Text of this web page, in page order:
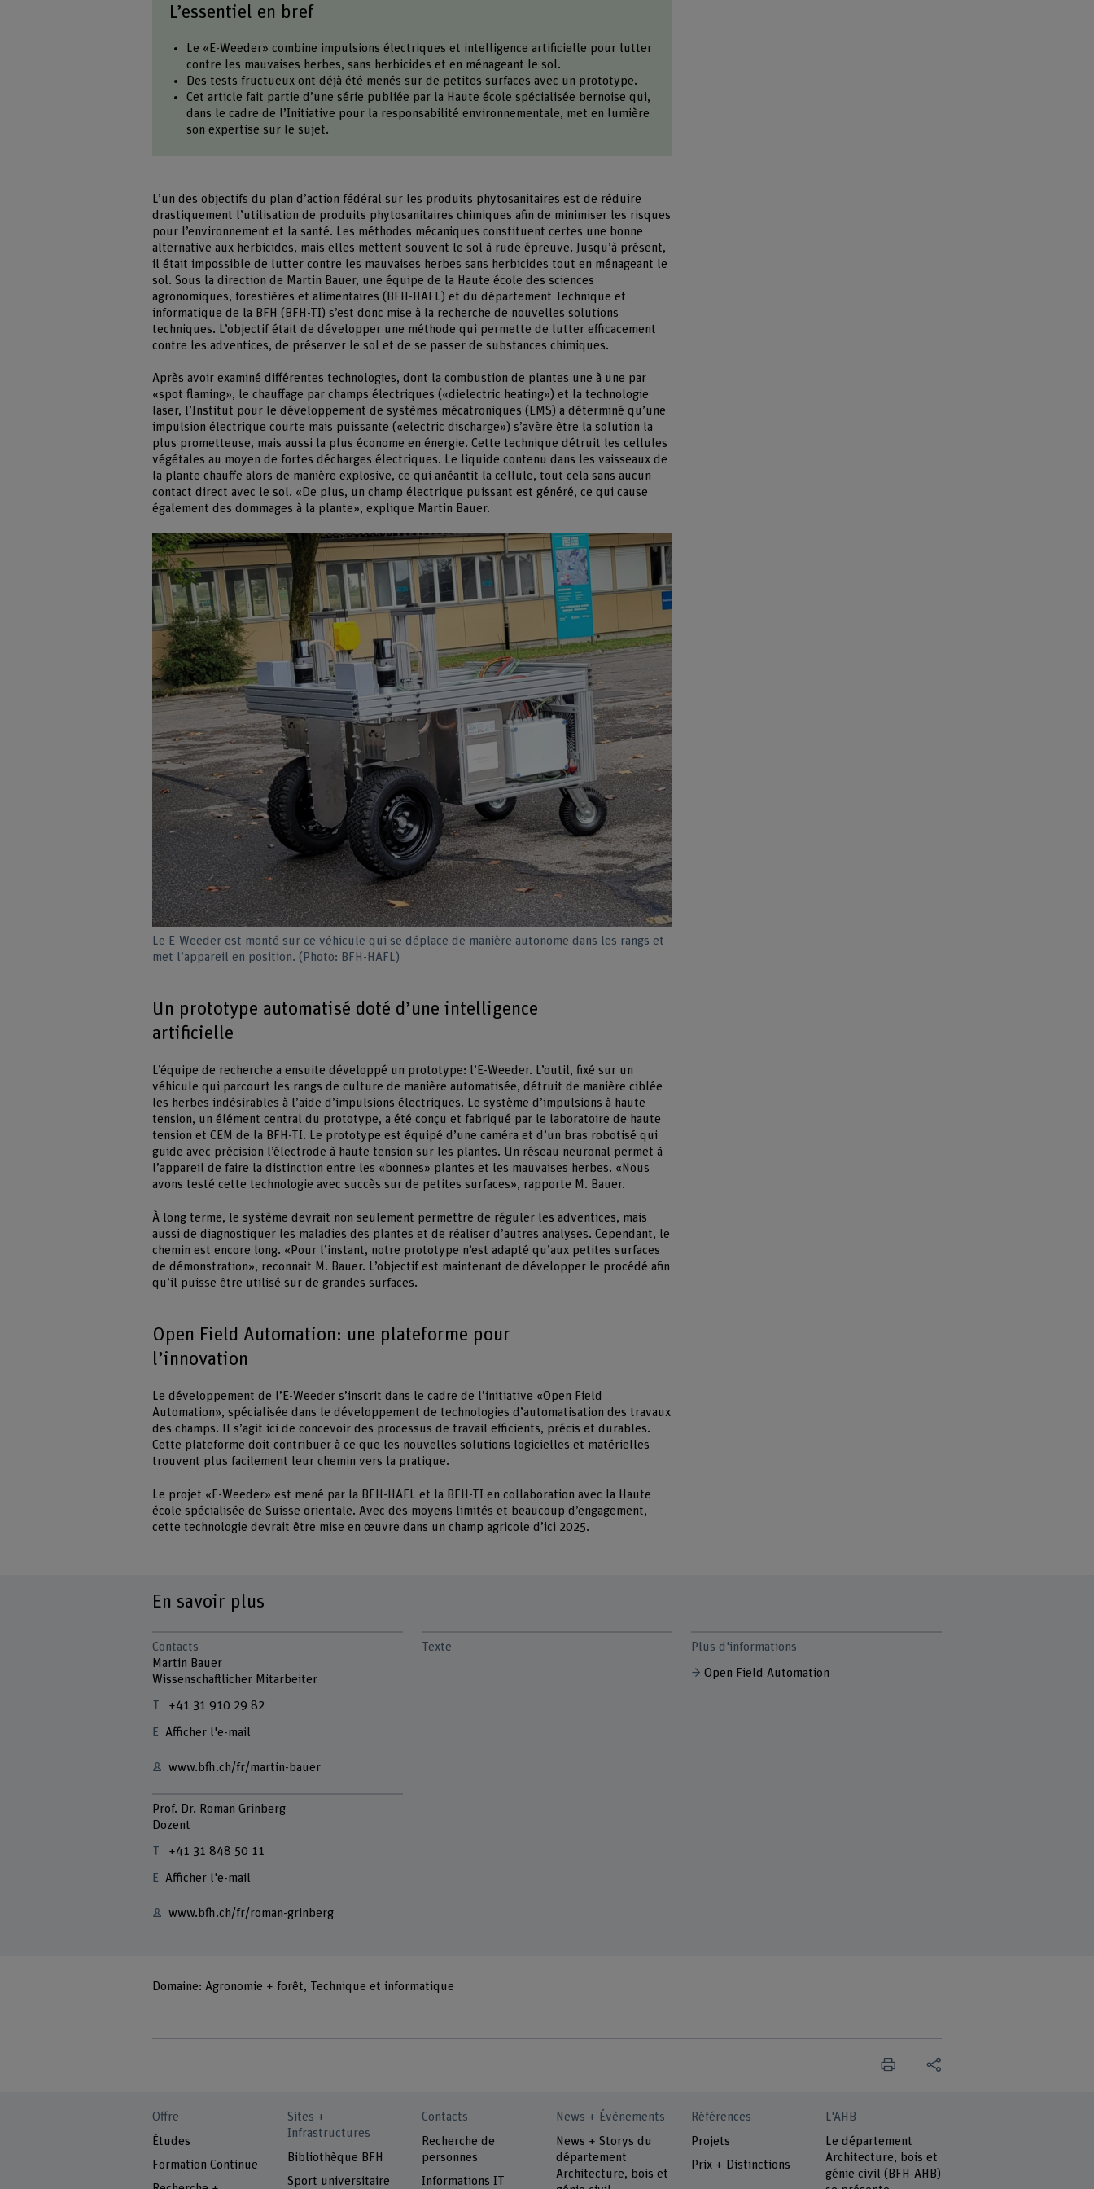
L’essentiel en bref
Le «E-Weeder» combine impulsions électriques et intelligence artificielle pour lutter
contre les mauvaises herbes, sans herbicides et en ménageant le sol.
Des tests fructueux ont déjà été menés sur de petites surfaces avec un prototype.
Cet article fait partie d’une série publiée par la Haute école spécialisée bernoise qui,
dans le cadre de l’Initiative pour la responsabilité environnementale, met en lumière
son expertise sur le sujet.
L’un des objectifs du plan d’action fédéral sur les produits phytosanitaires est de réduire
drastiquement l’utilisation de produits phytosanitaires chimiques afin de minimiser les risques
pour l’environnement et la santé. Les méthodes mécaniques constituent certes une bonne
alternative aux herbicides, mais elles mettent souvent le sol à rude épreuve. Jusqu’à présent,
il était impossible de lutter contre les mauvaises herbes sans herbicides tout en ménageant le
sol. Sous la direction de Martin Bauer, une équipe de la Haute école des sciences
agronomiques, forestières et alimentaires (BFH-HAFL) et du département Technique et
informatique de la BFH (BFH-TI) s’est donc mise à la recherche de nouvelles solutions
techniques. L’objectif était de développer une méthode qui permette de lutter efficacement
contre les adventices, de préserver le sol et de se passer de substances chimiques.
Après avoir examiné différentes technologies, dont la combustion de plantes une à une par
«spot flaming», le chauffage par champs électriques («dielectric heating») et la technologie
laser, l’Institut pour le développement de systèmes mécatroniques (EMS) a déterminé qu’une
impulsion électrique courte mais puissante («electric discharge») s’avère être la solution la
plus prometteuse, mais aussi la plus économe en énergie. Cette technique détruit les cellules
végétales au moyen de fortes décharges électriques. Le liquide contenu dans les vaisseaux de
la plante chauffe alors de manière explosive, ce qui anéantit la cellule, tout cela sans aucun
contact direct avec le sol. «De plus, un champ électrique puissant est généré, ce qui cause
également des dommages à la plante», explique Martin Bauer.
Le E-Weeder est monté sur ce véhicule qui se déplace de manière autonome dans les rangs et
met l’appareil en position. (Photo: BFH-HAFL)
Un prototype automatisé doté d’une intelligence
artificielle
L’équipe de recherche a ensuite développé un prototype: l’E-Weeder. L’outil, fixé sur un
véhicule qui parcourt les rangs de culture de manière automatisée, détruit de manière ciblée
les herbes indésirables à l’aide d’impulsions électriques. Le système d’impulsions à haute
tension, un élément central du prototype, a été conçu et fabriqué par le laboratoire de haute
tension et CEM de la BFH-TI. Le prototype est équipé d’une caméra et d’un bras robotisé qui
guide avec précision l’électrode à haute tension sur les plantes. Un réseau neuronal permet à
l’appareil de faire la distinction entre les «bonnes» plantes et les mauvaises herbes. «Nous
avons testé cette technologie avec succès sur de petites surfaces», rapporte M. Bauer.
À long terme, le système devrait non seulement permettre de réguler les adventices, mais
aussi de diagnostiquer les maladies des plantes et de réaliser d’autres analyses. Cependant, le
chemin est encore long. «Pour l’instant, notre prototype n’est adapté qu’aux petites surfaces
de démonstration», reconnait M. Bauer. L’objectif est maintenant de développer le procédé afin
qu’il puisse être utilisé sur de grandes surfaces.
Open Field Automation: une plateforme pour
l’innovation
Le développement de l’E-Weeder s’inscrit dans le cadre de l’initiative «Open Field
Automation», spécialisée dans le développement de technologies d’automatisation des travaux
des champs. Il s’agit ici de concevoir des processus de travail efficients, précis et durables.
Cette plateforme doit contribuer à ce que les nouvelles solutions logicielles et matérielles
trouvent plus facilement leur chemin vers la pratique.
Le projet «E-Weeder» est mené par la BFH-HAFL et la BFH-TI en collaboration avec la Haute
école spécialisée de Suisse orientale. Avec des moyens limités et beaucoup d’engagement,
cette technologie devrait être mise en œuvre dans un champ agricole d’ici 2025.
En savoir plus
Contacts
Martin Bauer
Wissenschaftlicher Mitarbeiter
+41 31 910 29 82
Afficher l'e-mail
www.bfh.ch/fr/martin-bauer
Prof. Dr. Roman Grinberg
Dozent
+41 31 848 50 11
Afficher l'e-mail
www.bfh.ch/fr/roman-grinberg
Texte Plus d'informations
Open Field Automation
Domaine: Agronomie + forêt, Technique et informatique
Offre
Études
Formation Continue
Sites +
Infrastructures
Bibliothèque BFH
Sport universitaire
Contacts
Recherche de
personnes
Informations IT
News + Évènements
News + Storys du
département
Architecture, bois et
Références
Projets
Prix + Distinctions
L'AHB
Le département
Architecture, bois et
génie civil (BFH-AHB)